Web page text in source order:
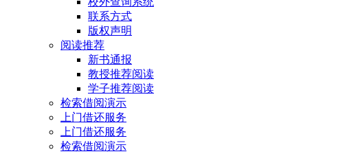
联系方式
版权声明
阅读推荐
新书通报
教授推荐阅读
学子推荐阅读
检索借阅演示
上门借还服务
上门借还服务
检索借阅演示